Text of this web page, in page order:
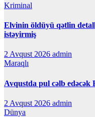
Kriminal
Elvinin öldüyü qətlin
istəyirmiş
2 Avqust 2026 admin
Maraqlı
Avqustda pul cəlb
2 Avqust 2026 admin
Dünya